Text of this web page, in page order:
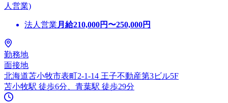
人営業)
法人営業 月給210,000円〜250,000円
勤務地
面接地
北海道苫小牧市表町2-1-14 王子不動産第3ビル5F
苫小牧駅 徒歩6分、青葉駅 徒歩29分